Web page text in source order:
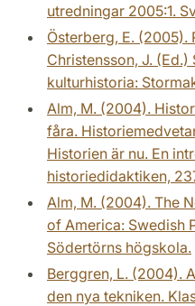
utredningar 2005:1.
Österberg, E. (2005).
Christensson, J. (Ed.)
kulturhistoria:
Alm, M. (2004).
fåra.
Historien är nu. En
historiedidaktiken,
Alm, M. (2004). The
of America: Swedish
Södertörns högskola.
Berggren, L. (2004).
den nya tekniken.